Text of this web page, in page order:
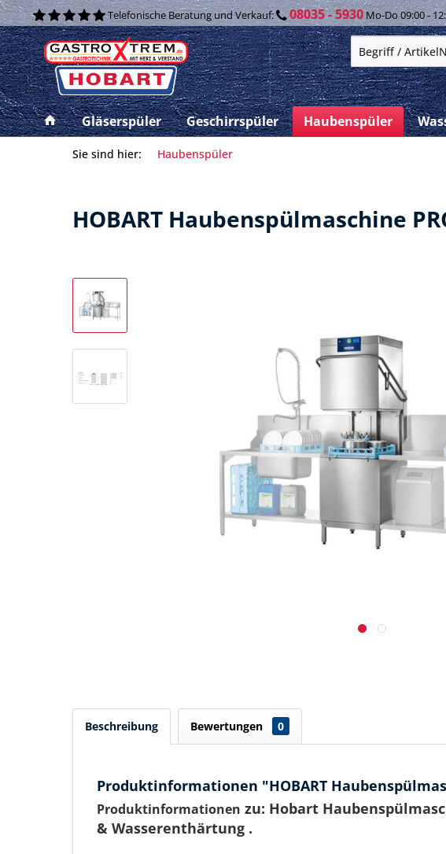
Telefonische Beratung und Verkauf: 08035 - 5930Mo-Do 09:00 -
Gläserspüler Geschirrspüler Haubenspüler
Sie sind hier: Haubenspüler
HOBART Haubenspülmaschine
Beschreibung Bewertungen 0
Produktinformationen "HOBART
Produktinformationen zu: Hobart
& Wasserenthärtung .